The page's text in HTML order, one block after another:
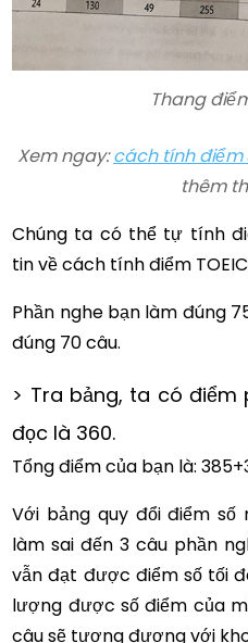
Thang
Xem ngay:cách tính điểm
thêm
Chúng ta có thể tự tính
tin về cách tính điểm
Phần nghe bạn làm đúng
đúng 70 câu.
> Tra bảng, ta có điểm
đọc là 360.
Tổng điểm của bạn là:
Với bảng quy đổi điểm
làm sai đến 3 câu phần
vẫn đạt được điểm số tối
lượng được số điểm của
câu sẽ tương đương với